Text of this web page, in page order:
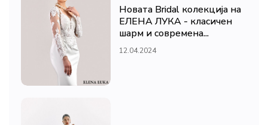
Новата Bridal колекција на
ЕЛЕНА ЛУКА - класичен
шарм и современа...
12.04.2024